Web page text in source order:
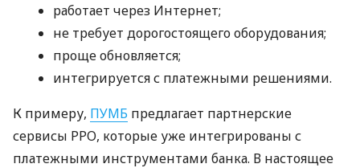
работает через Интернет;
не требует дорогостоящего оборудования;
проще обновляется;
интегрируется с платежными решениями.
К примеру, ПУМБ предлагает партнерские
сервисы РРО, которые уже интегрированы с
платежными инструментами банка. В настоящее